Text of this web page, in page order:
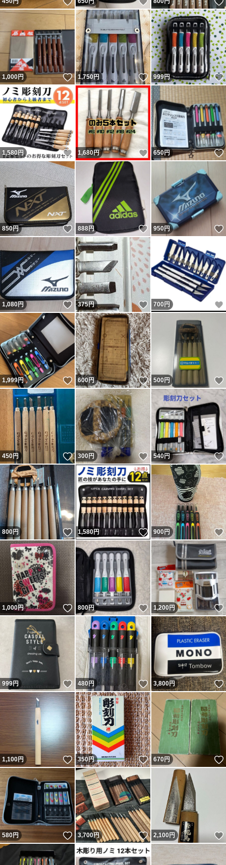
1,000円 いいね！
1,750円 いいね！
999円
1,580 円 いいね！
1,680円 いいね！
650円
850円 いいね！
888円 いいね！
950円
1,080円 いいね！
375円 いいね！
700 円
1,999円 いいね！
600円 いいね！
500円
450円 いいね！
300円 いいね！
540円
800円 いいね！
1,580円 いいね！
900円
1,000円 いいね！
800円 いいね！
1,200円
999円 いいね！
480円 いいね！
3,800円
1,100円 いいね！
350円 いいね！
670円
580円 いいね！
3,700円 いいね！
2,100円